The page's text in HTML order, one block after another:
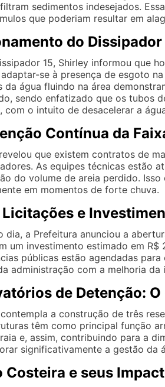
sedimentos indesejados.
que poderiam resultar em
do
15, Shirley informou que
se à presença de esgoto
da água fluindo na área
sendo enfatizado que os tubos
com o intuito de desacelerar a
Contínua da
que existem contratos de
As equipes técnicas estão
do volume de areia perdido.
em momentos de forte chuva.
e
dia, a Prefeitura anunciou a
um investimento estimado em
públicas estão agendadas
administração com a melhoria da
de Detenção: O
a construção de três
têm como principal função
e, assim, contribuindo para a
significativamente a gestão da
Costeira e seus